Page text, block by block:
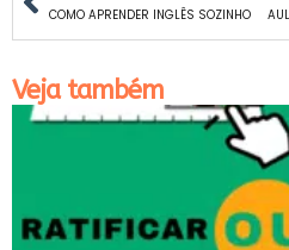
COMO APRENDER INGLÊS SOZINHO
Veja também